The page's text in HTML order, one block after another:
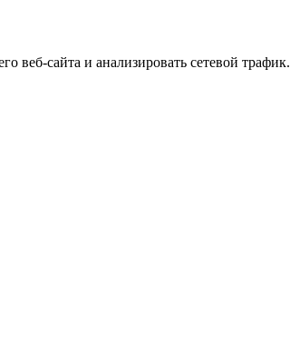
веб-сайта и анализировать сетевой трафик.